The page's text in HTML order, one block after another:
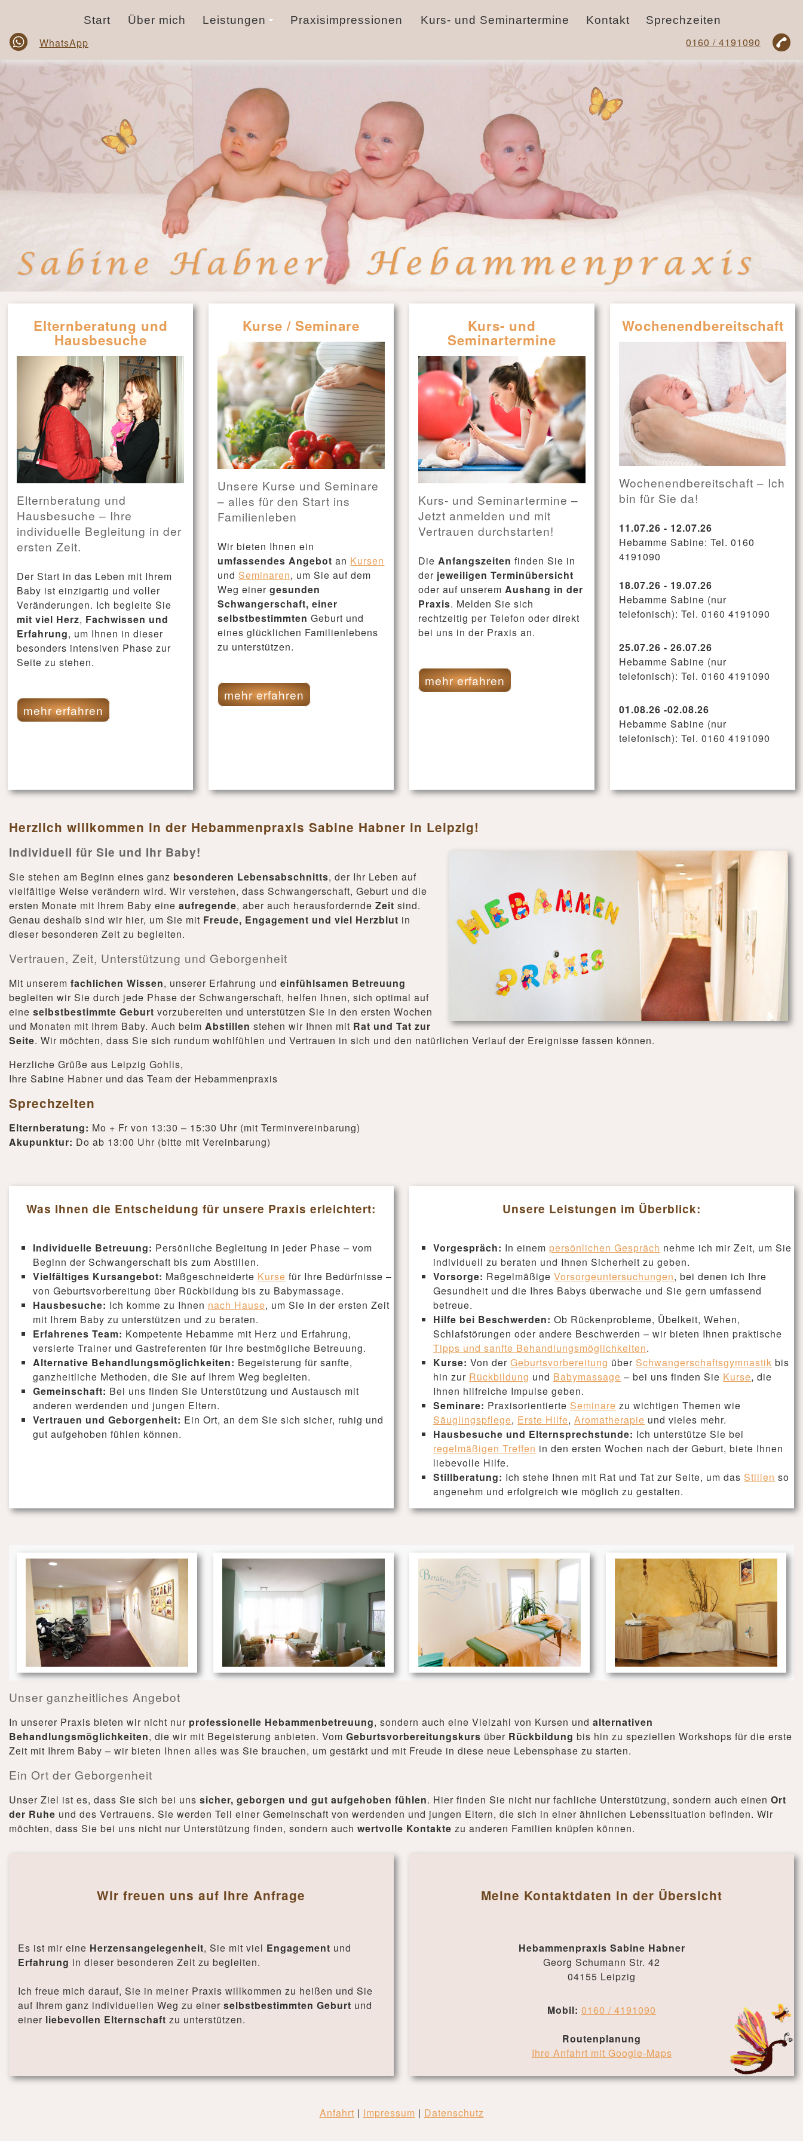
Start Über mich Leistungen Praxisimpressionen Kurs- und Seminartermine Kontakt Sprechzeiten
WhatsApp 0160 / 4191090
Elternberatung und
Hausbesuche
Elternberatung und
Hausbesuche – Ihre
individuelle Begleitung in der
ersten Zeit.
Der Start in das Leben mit Ihrem
Baby ist einzigartig und voller
Veränderungen. Ich begleite Sie
mit viel Herz, Fachwissen und
Erfahrung, um Ihnen in dieser
besonders intensiven Phase zur
Seite zu stehen.
mehr erfahren
Kurse / Seminare
Unsere Kurse und Seminare
– alles für den Start ins
Familienleben
Wir bieten Ihnen ein
umfassendes Angebot an Kursen
und Seminaren, um Sie auf dem
Weg einergesunden
Schwangerschaft, einer
selbstbestimmten Geburt und
eines glücklichen Familienlebens
zu unterstützen.
mehr erfahren
Kurs- und
Seminartermine
Kurs- und Seminartermine –
Jetzt anmelden und mit
Vertrauen durchstarten!
DieAnfangszeiten finden Sie in
der jeweiligen Terminübersicht
oder auf unseremAushang in der
Praxis. Melden Sie sich
rechtzeitig per Telefon oder direkt
bei uns in der Praxis an.
mehr erfahren
Wochenendbereitschaft
Wochenendbereitschaft – Ich
bin für Sie da!
11.07.26 - 12.07.26
Hebamme Sabine: Tel. 0160
4191090
18.07.26 - 19.07.26
Hebamme Sabine (nur
telefonisch): Tel. 0160 4191090
25.07.26 - 26.07.26
Hebamme Sabine (nur
telefonisch): Tel. 0160 4191090
01.08.26 -02.08.26
Hebamme Sabine (nur
telefonisch): Tel. 0160 4191090
Herzlich willkommen in der Hebammenpraxis Sabine Habner in Leipzig!
Individuell für Sie und Ihr Baby!
Sie stehen am Beginn eines ganz besonderen Lebensabschnitts, der Ihr Leben auf
vielfältige Weise verändern wird. Wir verstehen, dass Schwangerschaft, Geburt und die
ersten Monate mit Ihrem Baby eine aufregende, aber auch herausfordernde Zeit sind.
Genau deshalb sind wir hier, um Sie mit Freude, Engagement und viel Herzblut in
dieser besonderen Zeit zu begleiten.
Vertrauen, Zeit, Unterstützung und Geborgenheit
Mit unserem fachlichen Wissen, unserer Erfahrung und einfühlsamen Betreuung
begleiten wir Sie durch jede Phase der Schwangerschaft, helfen Ihnen, sich optimal auf
eine selbstbestimmte Geburt vorzubereiten und unterstützen Sie in den ersten Wochen
und Monaten mit Ihrem Baby. Auch beim Abstillen stehen wir Ihnen mit Rat und Tat zur
Seite. Wir möchten, dass Sie sich rundum wohlfühlen und Vertrauen in sich und den natürlichen Verlauf der Ereignisse fassen können.
Herzliche Grüße aus Leipzig Gohlis,
Ihre Sabine Habner und das Team der Hebammenpraxis
Sprechzeiten
Elternberatung: Mo + Fr von 13:30 – 15:30 Uhr (mit Terminvereinbarung)
Akupunktur: Do ab 13:00 Uhr (bitte mit Vereinbarung)
Was Ihnen die Entscheidung für unsere Praxis erleichtert:
Individuelle Betreuung: Persönliche Begleitung in jeder Phase – vom
Beginn der Schwangerschaft bis zum Abstillen.
Vielfältiges Kursangebot: Maßgeschneiderte Kurse für Ihre Bedürfnisse –
von Geburtsvorbereitung über Rückbildung bis zu Babymassage.
Hausbesuche: Ich komme zu Ihnen nach Hause, um Sie in der ersten Zeit
mit Ihrem Baby zu unterstützen und zu beraten.
Erfahrenes Team: Kompetente Hebamme mit Herz und Erfahrung,
versierte Trainer und Gastreferenten für Ihre bestmögliche Betreuung.
Alternative Behandlungsmöglichkeiten: Begeisterung für sanfte,
ganzheitliche Methoden, die Sie auf Ihrem Weg begleiten.
Gemeinschaft: Bei uns finden Sie Unterstützung und Austausch mit
anderen werdenden und jungen Eltern.
Vertrauen und Geborgenheit: Ein Ort, an dem Sie sich sicher, ruhig und
gut aufgehoben fühlen können.
Unsere Leistungen im Überblick:
Vorgespräch: In einem persönlichen Gespräch nehme ich mir Zeit, um Sie
individuell zu beraten und Ihnen Sicherheit zu geben.
Vorsorge: RegelmäßigeVorsorgeuntersuchungen, bei denen ich Ihre
Gesundheit und die Ihres Babys überwache und Sie gern umfassend
betreue.
Hilfe bei Beschwerden: Ob Rückenprobleme, Übelkeit, Wehen,
Schlafstörungen oder andere Beschwerden – wir bieten Ihnen praktische
Tipps und sanfte Behandlungsmöglichkeiten.
Kurse: Von derGeburtsvorbereitung über Schwangerschaftsgymnastik bis
hin zur Rückbildung und Babymassage – bei uns finden Sie Kurse, die
Ihnen hilfreiche Impulse geben.
Seminare: Praxisorientierte Seminare zu wichtigen Themen wie
Säuglingspflege, Erste Hilfe,Aromatherapie und vieles mehr.
Hausbesuche und Elternsprechstunde: Ich unterstütze Sie bei
regelmäßigen Treffen in den ersten Wochen nach der Geburt, biete Ihnen
liebevolle Hilfe.
Stillberatung: Ich stehe Ihnen mit Rat und Tat zur Seite, um das Stillen so
angenehm und erfolgreich wie möglich zu gestalten.
Unser ganzheitliches Angebot
In unserer Praxis bieten wir nicht nur professionelle Hebammenbetreuung, sondern auch eine Vielzahl von Kursen und alternativen
Behandlungsmöglichkeiten, die wir mit Begeisterung anbieten. Vom Geburtsvorbereitungskurs über Rückbildung bis hin zu speziellen Workshops für die erste
Zeit mit Ihrem Baby – wir bieten Ihnen alles was Sie brauchen, um gestärkt und mit Freude in diese neue Lebensphase zu starten.
Ein Ort der Geborgenheit
Unser Ziel ist es, dass Sie sich bei uns sicher, geborgen und gut aufgehoben fühlen. Hier finden Sie nicht nur fachliche Unterstützung, sondern auch einen Ort
der Ruhe und des Vertrauens. Sie werden Teil einer Gemeinschaft von werdenden und jungen Eltern, die sich in einer ähnlichen Lebenssituation befinden. Wir
möchten, dass Sie bei uns nicht nur Unterstützung finden, sondern auch wertvolle Kontakte zu anderen Familien knüpfen können.
Wir freuen uns auf Ihre Anfrage
Es ist mir eine Herzensangelegenheit, Sie mit viel Engagement und
Erfahrung in dieser besonderen Zeit zu begleiten.
Ich freue mich darauf, Sie in meiner Praxis willkommen zu heißen und Sie
auf Ihrem ganz individuellen Weg zu einer selbstbestimmten Geburt und
einer liebevollen Elternschaft zu unterstützen.
Meine Kontaktdaten in der Übersicht
Hebammenpraxis Sabine Habner
Georg Schumann Str. 42
04155 Leipzig
Mobil: 0160 / 4191090
Routenplanung
Ihre Anfahrt mit Google-Maps
Anfahrt | Impressum | Datenschutz